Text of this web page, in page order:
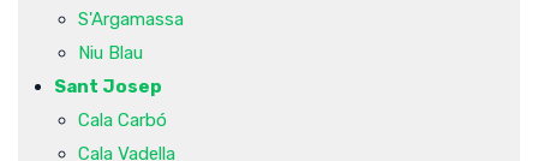
S'Argamassa
Niu Blau
Sant Josep
Cala Carbó
Cala Vadella